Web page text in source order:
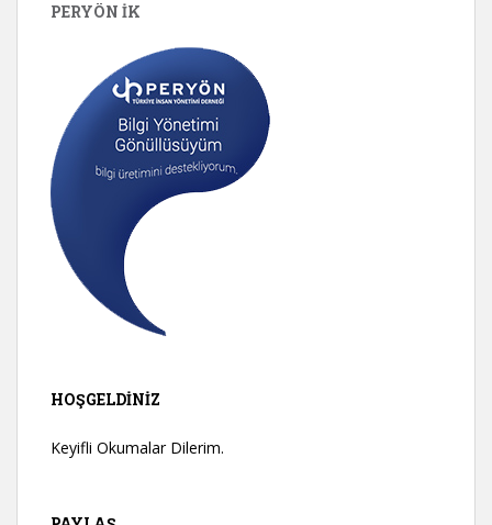
PERYÖN İK
HOŞGELDINIZ
Keyifli Okumalar Dilerim.